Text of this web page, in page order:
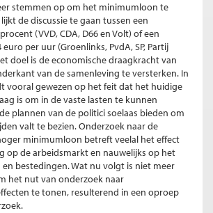
stemmen op om het minimumloon te
de discussie te gaan tussen een
(VVD, CDA, D66 en Volt) of een
per uur (Groenlinks, PvdA, SP, Partij
doel is de economische draagkracht van
van de samenleving te versterken. In
vooral gewezen op het feit dat het huidige
is om in de vaste lasten te kunnen
plannen van de politici soelaas bieden om
valt te bezien. Onderzoek naar de
minimumloon betreft veelal het effect
op de arbeidsmarkt en nauwelijks op het
bestedingen. Wat nu volgt is niet meer
het nut van onderzoek naar
te tonen, resulterend in een oproep